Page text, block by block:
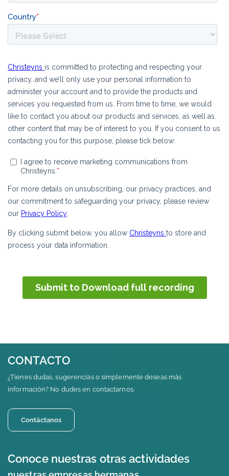
CONTACTO
¿Tienes dudas, sugerencias o simplemente deseas más
información? No dudes en contactarnos.
Contáctanos
Conoce nuestras otras actividades